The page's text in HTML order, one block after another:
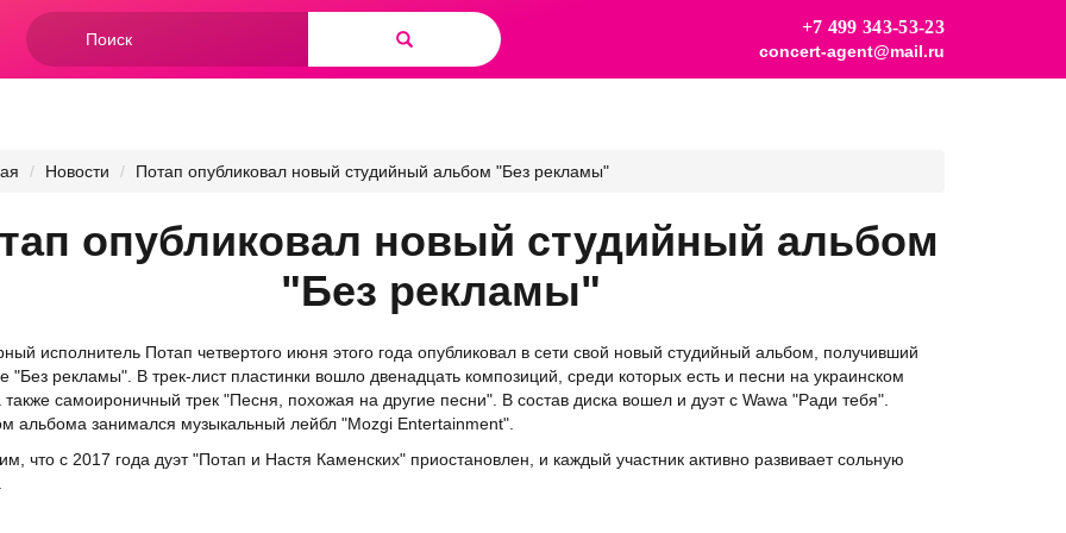
Форма
поиска
+7 499 343-53-23
concert-agent@mail.ru
Новости Потап опубликовал новый студийный альбом "Без рекламы"
опубликовал новый студийный альбом
"Без рекламы"
исполнитель Потап четвертого июня этого года опубликовал в сети свой новый студийный альбом, получивший
"Без рекламы". В трек-лист пластинки вошло двенадцать композиций, среди которых есть и песни на украинском
также самоироничный трек "Песня, похожая на другие песни". В состав диска вошел и дуэт с Wawa "Ради тебя".
альбома занимался музыкальный лейбл "Mozgi Entertainment".
что с 2017 года дуэт "Потап и Настя Каменских" приостановлен, и каждый участник активно развивает сольную